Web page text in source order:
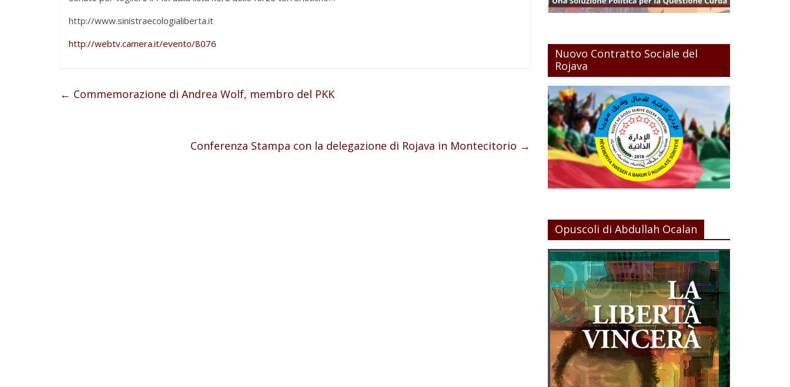
http://www.sinistraecologialiberta.it
http://webtv.camera.it/evento/8076
← Commemorazione di Andrea Wolf, membro del PKK
Conferenza Stampa con la delegazione di Rojava in Montecitorio →
Nuovo Contratto Sociale del
Rojava
Opuscoli di Abdullah Ocalan